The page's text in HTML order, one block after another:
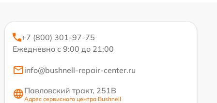
+7 (800) 301-97-75
Ежедневно с 9:00 до 21:00
info@bushnell-repair-center.ru
Павловский тракт, 251В
Адрес сервисного центра Bushnell